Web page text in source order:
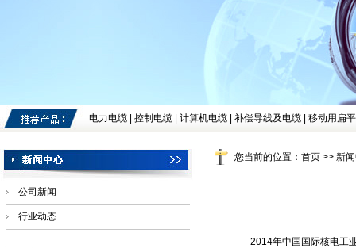
电力电缆 控制电缆 计算机电缆 补偿导线及电缆 移动用扁
公司新闻
行业动态
您当前的位置：首页 >> 新
2014年中国国际核电工